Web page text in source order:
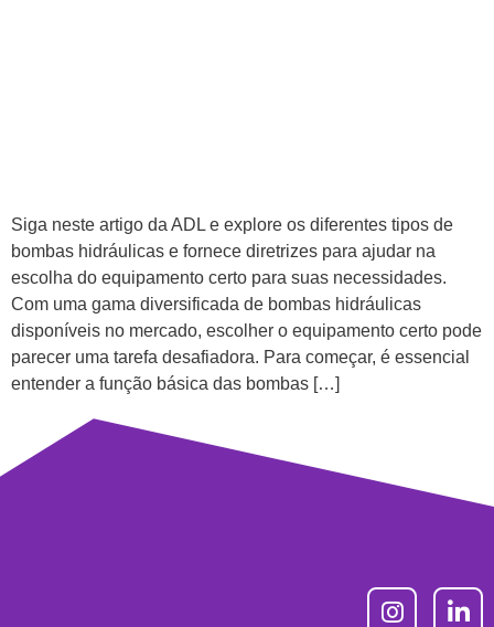
Siga neste artigo da ADL e explore os diferentes tipos de
bombas hidráulicas e fornece diretrizes para ajudar na
escolha do equipamento certo para suas necessidades.
Com uma gama diversificada de bombas hidráulicas
disponíveis no mercado, escolher o equipamento certo pode
parecer uma tarefa desafiadora. Para começar, é essencial
entender a função básica das bombas […]